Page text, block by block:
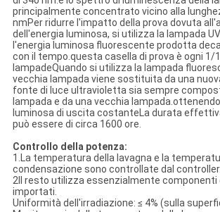
principalmente concentrato vicino alla
nmPer ridurre l'impatto della prova dovuta
dell'energia luminosa, si utilizza la lampada
l'energia luminosa fluorescente prodotta
con il tempo.questa casella di prova è ogni
lampadeQuando si utilizza la lampada
vecchia lampada viene sostituita da una
fonte di luce ultravioletta sia sempre
lampada e da una vecchia
luminosa di uscita costanteLa durata
può essere di circa 1600 ore.
Controllo della potenza:
1.La temperatura della lavagna e la
condensazione sono controllate dal controller.
2Il resto utilizza essenzialmente
importati.
Uniformità dell'irradiazione: ≤ 4% (sulla